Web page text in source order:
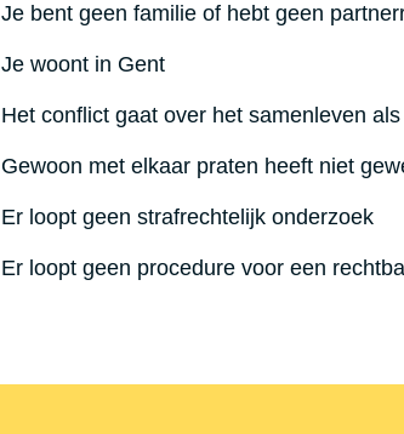
Je bent geen familie of hebt geen
Je woont in Gent
Het conflict gaat over het samenleven
Gewoon met elkaar praten heeft niet
Er loopt geen strafrechtelijk onderzoek
Er loopt geen procedure voor een